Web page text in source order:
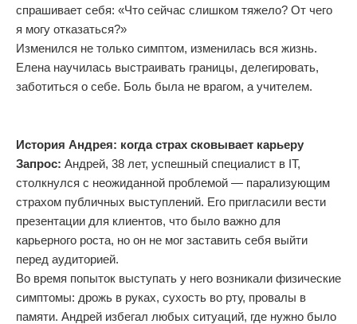
спрашивает себя: «Что сейчас слишком тяжело? От чего
я могу отказаться?»
Изменился не только симптом, изменилась вся жизнь.
Елена научилась выстраивать границы, делегировать,
заботиться о себе. Боль была не врагом, а учителем.
История Андрея: когда страх сковывает карьеру
Запрос: Андрей, 38 лет, успешный специалист в IT,
столкнулся с неожиданной проблемой — парализующим
страхом публичных выступлений. Его пригласили вести
презентации для клиентов, что было важно для
карьерного роста, но он не мог заставить себя выйти
перед аудиторией.
Во время попыток выступать у него возникали физические
симптомы: дрожь в руках, сухость во рту, провалы в
памяти. Андрей избегал любых ситуаций, где нужно было